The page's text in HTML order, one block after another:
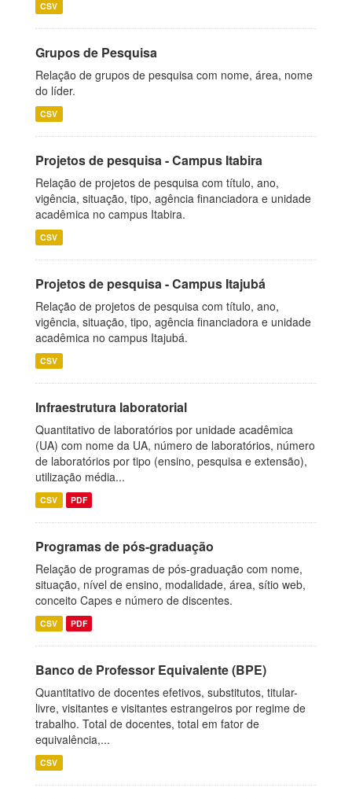
CSV
Grupos de Pesquisa
Relação de grupos de pesquisa com nome, área, nome
do líder.
CSV
Projetos de pesquisa - Campus Itabira
Relação de projetos de pesquisa com título, ano,
vigência, situação, tipo, agência financiadora e unidade
acadêmica no campus Itabira.
CSV
Projetos de pesquisa - Campus Itajubá
Relação de projetos de pesquisa com título, ano,
vigência, situação, tipo, agência financiadora e unidade
acadêmica no campus Itajubá.
CSV
Infraestrutura laboratorial
Quantitativo de laboratórios por unidade acadêmica
(UA) com nome da UA, número de laboratórios, número
de laboratórios por tipo (ensino, pesquisa e extensão),
utilização média...
CSV PDF
Programas de pós-graduação
Relação de programas de pós-graduação com nome,
situação, nível de ensino, modalidade, área, sítio web,
conceito Capes e número de discentes.
CSV PDF
Banco de Professor Equivalente (BPE)
Quantitativo de docentes efetivos, substitutos, titular-
livre, visitantes e visitantes estrangeiros por regime de
trabalho. Total de docentes, total em fator de
equivalência,...
CSV